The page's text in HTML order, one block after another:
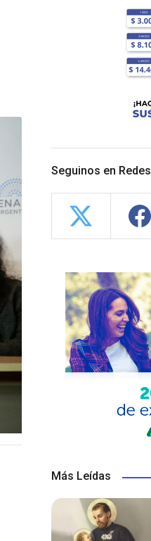
Seguinos en Redes
Más Leídas